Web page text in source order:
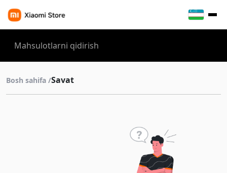
Bosh sahifa /Savat